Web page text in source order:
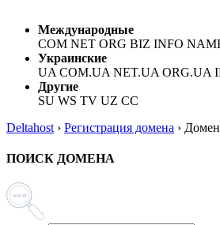
Международные
COM NET ORG BIZ INFO
Украинские
UA COM.UA NET.UA ORG.UA
Другие
SU WS TV UZ CC
Deltahost › Регистрация домена ›
ПОИСК ДОМЕНА